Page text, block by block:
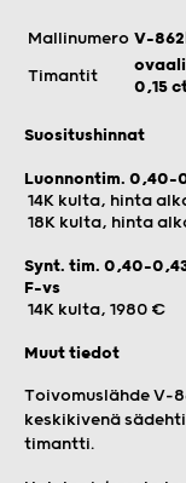
Mallinumero V-
Timantit
ovaali
0,15
Suositushinnat
Luonnontim. 0,40-
14K kulta, hinta
18K kulta, hinta
Synt. tim. 0,40-
F-vs
14K kulta, 1980 €
Muut tiedot
Toivomuslähde V-
keskikivenä
timantti.